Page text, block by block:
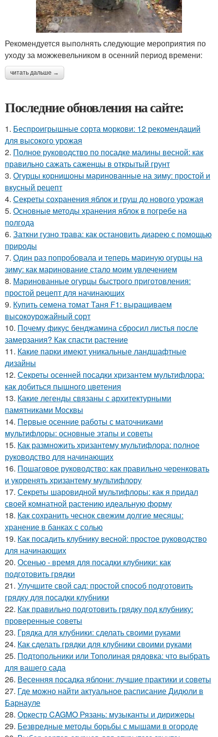
Рекомендуется выполнять следующие мероприятия по
уходу за можжевельником в осенний период времени:
читать дальше →
Последние обновления на сайте:
1. Беспроигрышные сорта моркови: 12 рекомендаций
для высокого урожая
2. Полное руководство по посадке малины весной: как
правильно сажать саженцы в открытый грунт
3. Огурцы корнишоны маринованные на зиму: простой и
вкусный рецепт
4. Секреты сохранения яблок и груш до нового урожая
5. Основные методы хранения яблок в погребе на
полгода
6. Заткни гузно трава: как остановить диарею с помощью
природы
7. Один раз попробовала и теперь мариную огурцы на
зиму: как маринование стало моим увлечением
8. Маринованные огурцы быстрого приготовления:
простой рецепт для начинающих
9. Купить семена томат Таня F1: выращиваем
высокоурожайный сорт
10. Почему фикус бенджамина сбросил листья после
замерзания? Как спасти растение
11. Какие парки имеют уникальные ландшафтные
дизайны
12. Секреты осенней посадки хризантем мультифлора:
как добиться пышного цветения
13. Какие легенды связаны с архитектурными
памятниками Москвы
14. Первые осенние работы с маточниками
мультифлоры: основные этапы и советы
15. Как размножить хризантему мультифлора: полное
руководство для начинающих
16. Пошаговое руководство: как правильно черенковать
и укоренять хризантему мультифлору
17. Секреты шаровидной мультифлоры: как я придал
своей комнатной растению идеальную форму
18. Как сохранить чеснок свежим долгие месяцы:
хранение в банках с солью
19. Как посадить клубнику весной: простое руководство
для начинающих
20. Осенью - время для посадки клубники: как
подготовить грядки
21. Улучшите свой сад: простой способ подготовить
грядку для посадки клубники
22. Как правильно подготовить грядку под клубнику:
проверенные советы
23. Грядка для клубники: сделать своими руками
24. Как сделать грядки для клубники своими руками
25. Подтопольники или Тополиная рядовка: что выбрать
для вашего сада
26. Весенняя посадка яблони: лучшие практики и советы
27. Где можно найти актуальное расписание Дидюли в
Барнауле
28. Оркестр CAGMO Рязань: музыканты и дирижеры
29. Безвредные методы борьбы с мышами в огороде